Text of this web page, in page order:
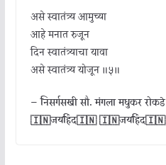
असे स्वातंत्र्य आमुच्या
आहे मनात रुजून
दिन स्वातंत्र्याचा यावा
असे स्वातंत्र्य योजून ॥५॥
—निसर्गसखी सौ. मंगला मधुकर रोकडे
🇮🇳जयहिंद🇮🇳 🇮🇳जयहिंद🇮🇳